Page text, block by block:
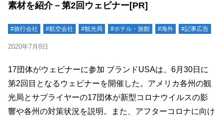
素材を紹介－第2回ウェビナー[PR]
#旅行会社 #航空会社 #観光局 #ホテル・旅館 #海外 #記事広告
2020年7月8日
17団体がウェビナーに参加 ブランドUSAは、6月30日に
第2回目となるウェビナーを開催した。アメリカ各州の観
光局とサプライヤーの17団体が新型コロナウイルスの影
響や各州の対策状況を説明。また、アフターコロナに向け